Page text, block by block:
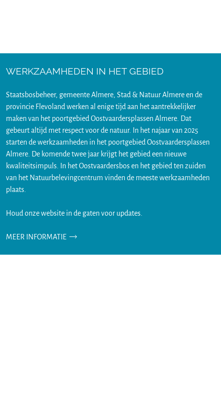
WERKZAAMHEDEN IN HET GEBIED
Staatsbosbeheer, gemeente Almere, Stad & Natuur Almere en de
provincie Flevoland werken al enige tijd aan het aantrekkelijker
maken van het poortgebied Oostvaardersplassen Almere. Dat
gebeurt altijd met respect voor de natuur. In het najaar van 2025
starten de werkzaamheden in het poortgebied Oostvaardersplassen
Almere. De komende twee jaar krijgt het gebied een nieuwe
kwaliteitsimpuls. In het Oostvaardersbos en het gebied ten zuiden
van het Natuurbelevingcentrum vinden de meeste werkzaamheden
plaats.
Houd onze website in de gaten voor updates.
MEER INFORMATIE